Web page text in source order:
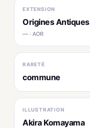
EXTENSION
Origines Antiques
— · AOR
RARETÉ
commune
ILLUSTRATION
Akira Komayama